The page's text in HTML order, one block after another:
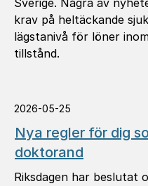
Sverige. Några av
krav på heltäckande
lägstanivå för löner
tillstånd.
2026-05-25
Nya regler för dig
doktorand
Riksdagen har beslutat